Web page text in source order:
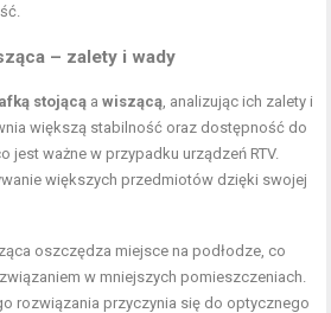
– zalety i wady
stojącą awiszącą , analizując ich zalety i
większą stabilność oraz dostępność do
jest ważne w przypadku urządzeń RTV.
większych przedmiotów dzięki swojej
oszczędza miejsce na podłodze, co
w mniejszych pomieszczeniach.
rozwiązania przyczynia się do optycznego